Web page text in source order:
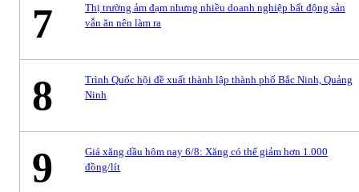
7
Thị trường ảm đạm nhưng nhiều doanh nghiệp bất động sản
vẫn ăn nên làm ra
8
Trình Quốc hội đề xuất thành lập thành phố Bắc Ninh, Quảng
Ninh
9
Giá xăng dầu hôm nay 6/8: Xăng có thể giảm hơn 1.000
đồng/lít